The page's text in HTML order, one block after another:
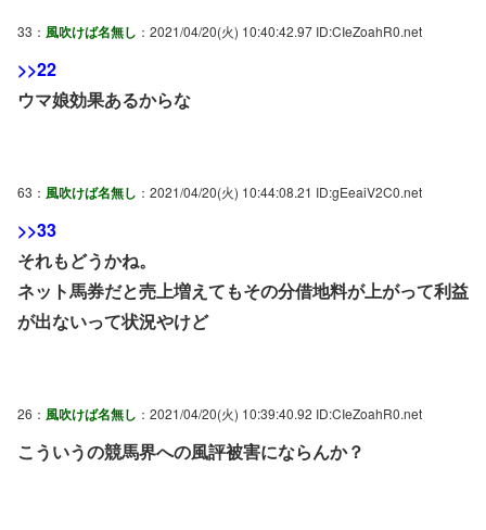
33： 風吹けば名無し ：2021/04/20(火) 10:40:42.97 ID:CIeZoahR0.net
>>22
ウマ娘効果あるからな
63： 風吹けば名無し ：2021/04/20(火) 10:44:08.21 ID:gEeaiV2C0.net
>>33
それもどうかね。
ネット馬券だと売上増えてもその分借地料が上がって利益
が出ないって状況やけど
26： 風吹けば名無し ：2021/04/20(火) 10:39:40.92 ID:CIeZoahR0.net
こういうの競馬界への風評被害にならんか？